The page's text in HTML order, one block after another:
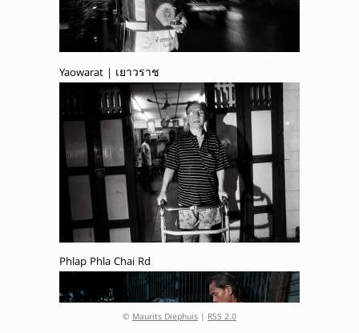
Yaowarat | เยาวราช
Phlap Phla Chai Rd
© Maurits Diephuis | RSS 2.0